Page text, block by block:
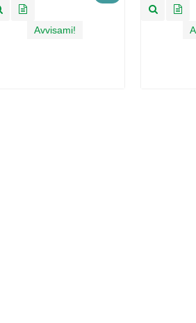
Avvisami!